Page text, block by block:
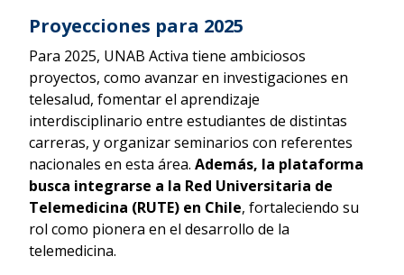
Proyecciones para 2025
Para 2025, UNAB Activa tiene ambiciosos
proyectos, como avanzar en investigaciones en
telesalud, fomentar el aprendizaje
interdisciplinario entre estudiantes de distintas
carreras, y organizar seminarios con referentes
nacionales en esta área. Además, la plataforma
busca integrarse a la Red Universitaria de
Telemedicina (RUTE) en Chile, fortaleciendo su
rol como pionera en el desarrollo de la
telemedicina.